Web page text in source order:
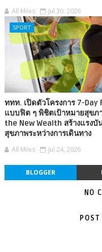
All Miles Jul 30, 2026
SPORT
ททท. เปิดตัวโครงการ 7-
แบบฟิต ๆ พิชิตเป้าหมายสุขภ
the New Wealth สร้างแรง
สุขภาพระหว่างการเดินทาง
All Miles Jul 24, 2026
BLOGGER
NO
POST